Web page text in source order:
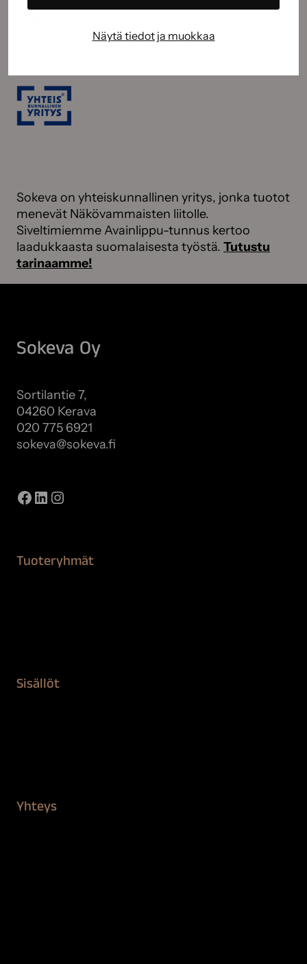
Näytä tiedot ja muokkaa
Sokeva on yhteiskunnallinen yritys, jonka tuotot
menevät Näkövammaisten liitolle.
Siveltimiemme Avainlippu-tunnus kertoo
laadukkaasta suomalaisesta työstä. Tutustu
tarinaamme!
Sokeva Oy
Sortilantie 7,
04260 Kerava
020 775 6921
sokeva@sokeva.fi
Facebook
LinkedIn
Instagram
Tuoteryhmät
Sisällöt
Yhteys